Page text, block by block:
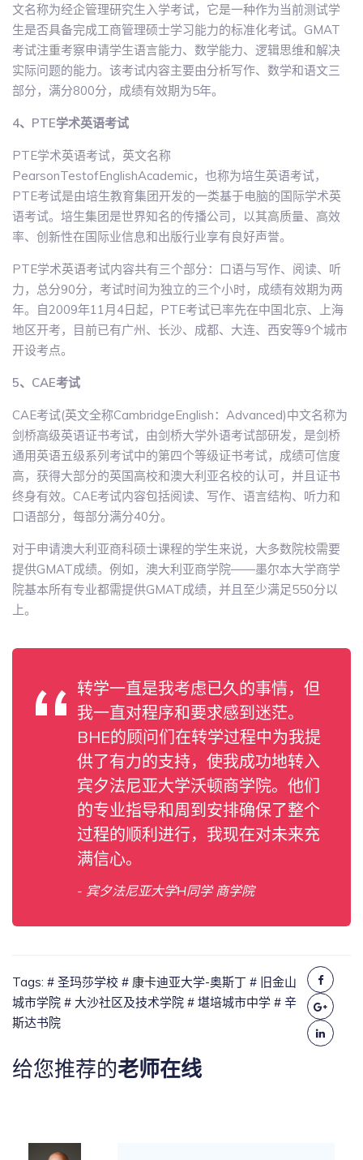
文名称为经企管理研究生入学考试，它是一种作为当前测试学
生是否具备完成工商管理硕士学习能力的标准化考试。GMAT
考试注重考察申请学生语言能力、数学能力、逻辑思维和解决
实际问题的能力。该考试内容主要由分析写作、数学和语文三
部分，满分800分，成绩有效期为5年。
4、PTE学术英语考试
PTE学术英语考试，英文名称
PearsonTestofEnglishAcademic，也称为培生英语考试，
PTE考试是由培生教育集团开发的一类基于电脑的国际学术英
语考试。培生集团是世界知名的传播公司，以其高质量、高效
率、创新性在国际业信息和出版行业享有良好声誉。
PTE学术英语考试内容共有三个部分：口语与写作、阅读、听
力，总分90分，考试时间为独立的三个小时，成绩有效期为两
年。自2009年11月4日起，PTE考试已率先在中国北京、上海
地区开考，目前已有广州、长沙、成都、大连、西安等9个城市
开设考点。
5、CAE考试
CAE考试(英文全称CambridgeEnglish：Advanced)中文名称为
剑桥高级英语证书考试，由剑桥大学外语考试部研发，是剑桥
通用英语五级系列考试中的第四个等级证书考试，成绩可信度
高，获得大部分的英国高校和澳大利亚名校的认可，并且证书
终身有效。CAE考试内容包括阅读、写作、语言结构、听力和
口语部分，每部分满分40分。
对于申请澳大利亚商科硕士课程的学生来说，大多数院校需要
提供GMAT成绩。例如，澳大利亚商学院――墨尔本大学商学
院基本所有专业都需提供GMAT成绩，并且至少满足550分以
上。
转学一直是我考虑已久的事情，但
我一直对程序和要求感到迷茫。
BHE的顾问们在转学过程中为我提
供了有力的支持，使我成功地转入
宾夕法尼亚大学沃顿商学院。他们
的专业指导和周到安排确保了整个
过程的顺利进行，我现在对未来充
满信心。
- 宾夕法尼亚大学H同学 商学院
Tags: # 圣玛莎学校 # 康卡迪亚大学-奥斯丁 # 旧金山
城市学院 # 大沙社区及技术学院 # 堪培城市中学 # 辛
斯达书院
给您推荐的老师在线